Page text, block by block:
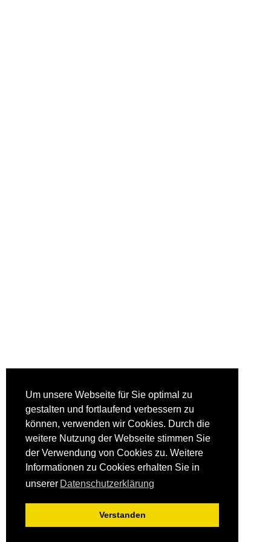
Um unsere Webseite für Sie optimal zu
gestalten und fortlaufend verbessern zu
können, verwenden wir Cookies. Durch die
weitere Nutzung der Webseite stimmen Sie
der Verwendung von Cookies zu. Weitere
Informationen zu Cookies erhalten Sie in
unserer Datenschutzerklärung
Verstanden